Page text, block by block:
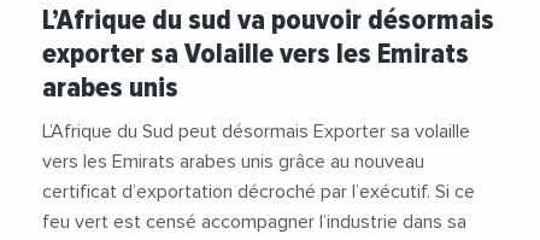
L’Afrique du sud va pouvoir désormais
exporter sa Volaille vers les Emirats
arabes unis
L’Afrique du Sud peut désormais Exporter sa volaille
vers les Emirats arabes unis grâce au nouveau
certificat d’exportation décroché par l’exécutif. Si ce
feu vert est censé accompagner l’industrie dans sa